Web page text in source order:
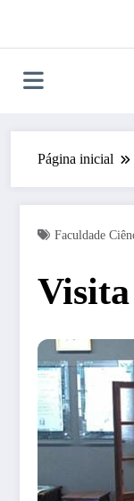
Página inicial
Faculdade